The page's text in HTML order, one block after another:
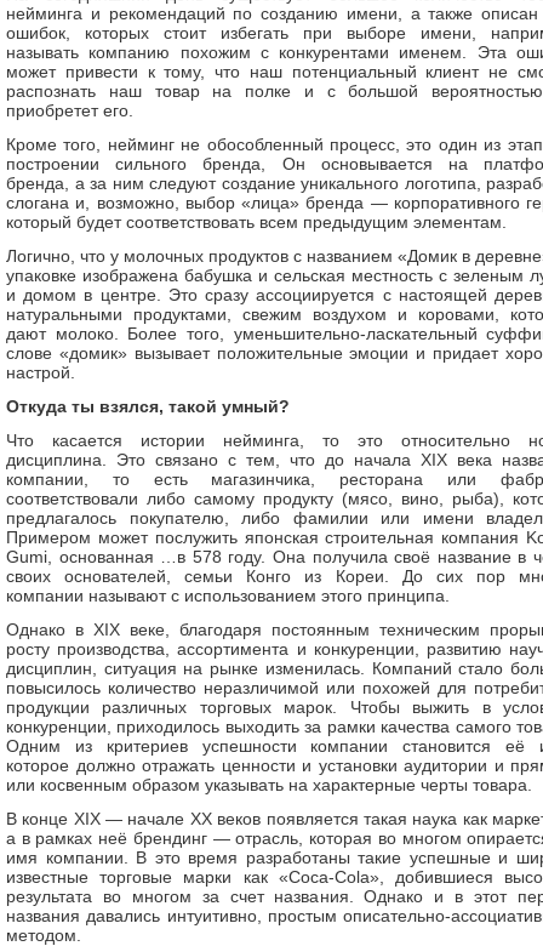
нейминга и рекомендаций по созданию имени, а также
ошибок, которых стоит избегать при выборе имени,
называть компанию похожим с конкурентами именем. Эта
может привести к тому, что наш потенциальный клиент не
распознать наш товар на полке и с большой
приобретет его.
Кроме того, нейминг не обособленный процесс, это один из
построении сильного бренда, Он основывается на
бренда, а за ним следуют создание уникального логотипа,
слогана и, возможно, выбор «лица» бренда — корпоративного
который будет соответствовать всем предыдущим элементам.
Логично, что у молочных продуктов с названием «Домик в
упаковке изображена бабушка и сельская местность с зеленым
и домом в центре. Это сразу ассоциируется с настоящей
натуральными продуктами, свежим воздухом и коровами,
дают молоко. Более того, уменьшительно-ласкательный
слове «домик» вызывает положительные эмоции и придает
настрой.
Откуда ты взялся, такой умный?
Что касается истории нейминга, то это относительно
дисциплина. Это связано с тем, что до начала XIX века
компании, то есть магазинчика, ресторана или
соответствовали либо самому продукту (мясо, вино, рыба),
предлагалось покупателю, либо фамилии или имени
Примером может послужить японская строительная компания
Gumi, основанная …в 578 году. Она получила своё название в
своих основателей, семьи Конго из Кореи. До сих пор
компании называют с использованием этого принципа.
Однако в XIX веке, благодаря постоянным техническим
росту производства, ассортимента и конкуренции, развитию
дисциплин, ситуация на рынке изменилась. Компаний стало
повысилось количество неразличимой или похожей для
продукции различных торговых марок. Чтобы выжить в
конкуренции, приходилось выходить за рамки качества самого
Одним из критериев успешности компании становится её
которое должно отражать ценности и установки аудитории и
или косвенным образом указывать на характерные черты товара.
В конце XIX — начале XX веков появляется такая наука как
а в рамках неё брендинг — отрасль, которая во многом
имя компании. В это время разработаны такие успешные и
известные торговые марки как «Coca-Cola», добившиеся
результата во многом за счет названия. Однако и в этот
названия давались интуитивно, простым описательно-
методом.